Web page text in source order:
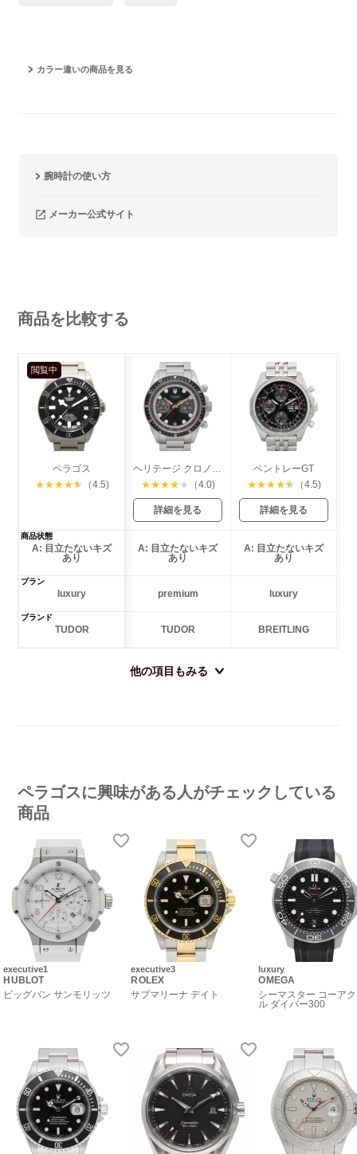
カラー違いの商品を見る
腕時計の使い方
メーカー公式サイト
商品を比較する
閲覧中
ペラゴス
★★★★★ （4.5)
ヘリテージ クロノグラフ
★★★★ ★ （4.0)
詳細を見る
ベントレーGT
★★★★★ （4.5)
詳細を見る
商品状態
A: 目立たないキズ
あり
A: 目立たないキズ
あり
A: 目立たないキズ
あり
プラン
luxury premium luxury
ブランド
TUDOR TUDOR BREITLING
他の項目もみる
ペラゴスに興味がある人がチェックしている
商品
executive1
HUBLOT
ビッグバン サンモリッツ
executive3
ROLEX
サブマリーナ デイト
luxury
OMEGA
シーマスター コーア
ル ダイバー300